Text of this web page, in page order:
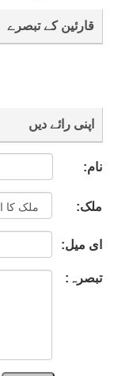
قارئین کے تبصرے
اپنی رائے دیں
نام:
ملک:
ای میل:
تبصرہ: